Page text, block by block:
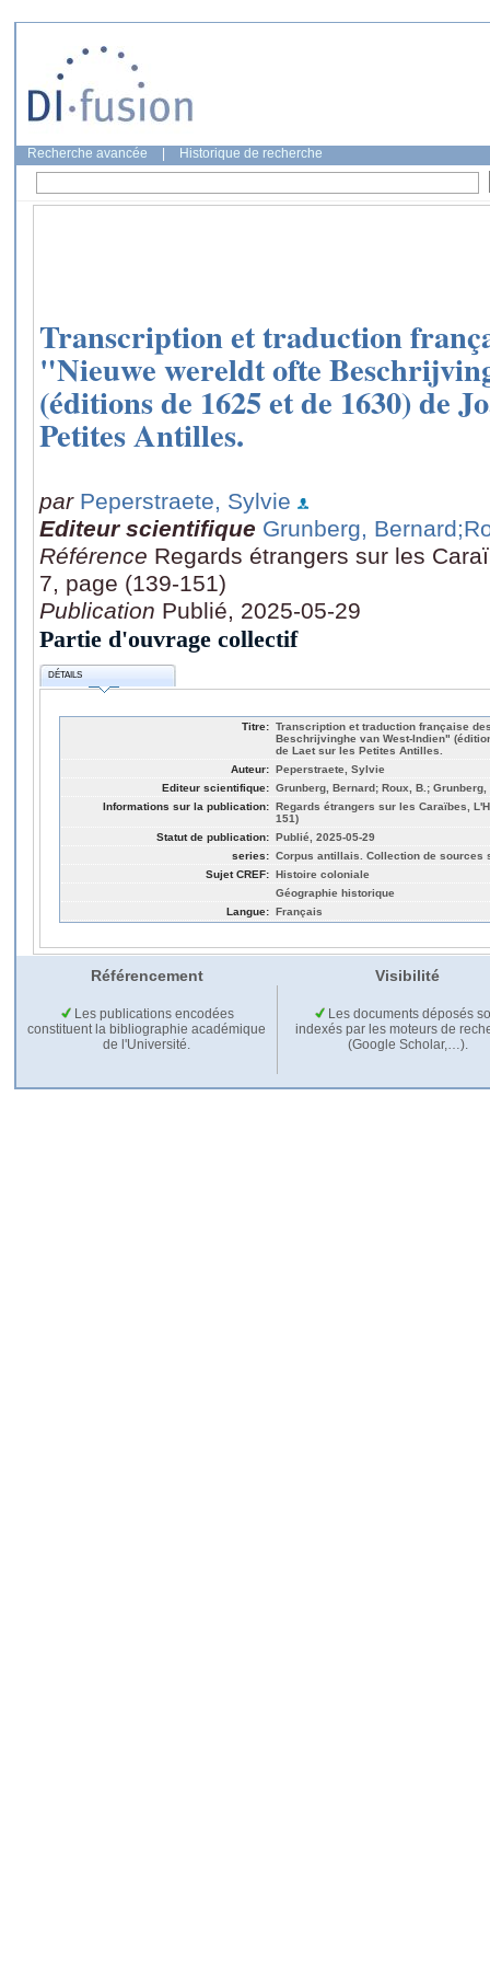
Recherche avancée Historique de recherche
Transcription et traduction
"Nieuwe wereldt ofte
(éditions de 1625 et de 1630) de
Petites Antilles.
par Peperstraete, Sylvie
Editeur scientifique Grunberg, Bernard
Référence Regards étrangers sur les
7, page (139-151)
Publication Publié, 2025-05-29
Partie d'ouvrage collectif
DÉTAILS
Titre: Transcription et traduction française
Beschrijvinghe van West-Indien"
de Laet sur les Petites Antilles.
Auteur: Peperstraete, Sylvie
Editeur scientifique: Grunberg, Bernard; Roux, B.;
Informations sur la publication: Regards étrangers sur les Caraïbes,
151)
Statut de publication: Publié, 2025-05-29
series: Corpus antillais. Collection de sources
Sujet CREF: Histoire coloniale
Géographie historique
Langue: Français
Référencement Visibilité
Les publications encodées
constituent la bibliographie académique
de l'Université.
Les documents déposés
indexés par les moteurs de
(Google Scholar,…).